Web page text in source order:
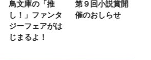
第９回小説賞開
催のおしらせ
る‼』ついにコ
ミカライズ！